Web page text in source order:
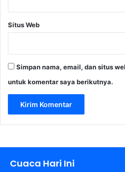
Situs Web
Simpan nama, email, dan situs
untuk komentar saya berikutnya.
Cuaca Hari Ini